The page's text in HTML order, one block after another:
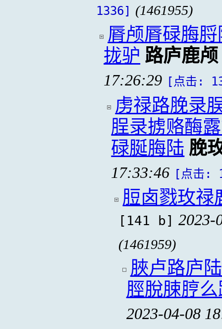
1336] (1461955)
脣颅脣碌脢
拢驴 路庐鹿颅
17:26:29 [点击:
虏禄路脕录
脭录掳赂酶
碌脠脢陆 脕
17:33:46 [点击:
脰卤戮玫禄
[141 b] 2023-
(1461959)
脥卢路庐
脛脫脨脝
2023-04-08